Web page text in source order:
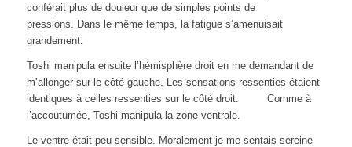
conférait plus de douleur que de simples points de
pressions. Dans le même temps, la fatigue s’amenuisait
grandement.
Toshi manipula ensuite l’hémisphère droit en me demandant de
m’allonger sur le côté gauche. Les sensations ressenties étaient
identiques à celles ressenties sur le côté droit. Comme à
l’accoutumée, Toshi manipula la zone ventrale.
Le ventre était peu sensible. Moralement je me sentais sereine